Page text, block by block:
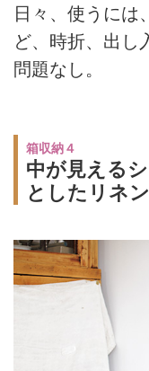
日々、使うには
ど、時折、出し
問題なし。
箱収納４
中が見える
としたリネ